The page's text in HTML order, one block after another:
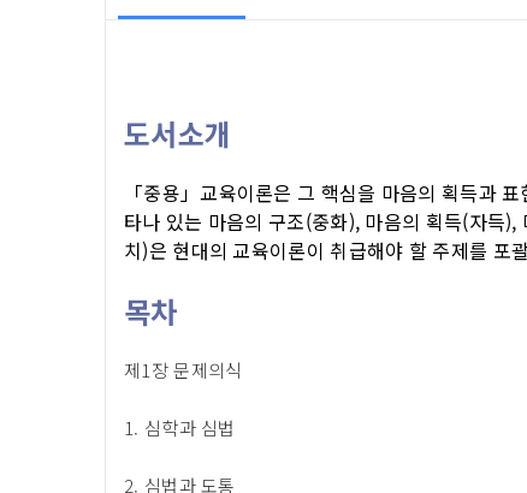
도서소개
「중용」교육이론은 그 핵심을 마음의 획득과
타나 있는 마음의 구조(중화), 마음의 획득(자득
치)은 현대의 교육이론이 취급해야 할 주제를 포
목차
제1장 문제의식
1. 심학과 심법
2. 심법과 도통